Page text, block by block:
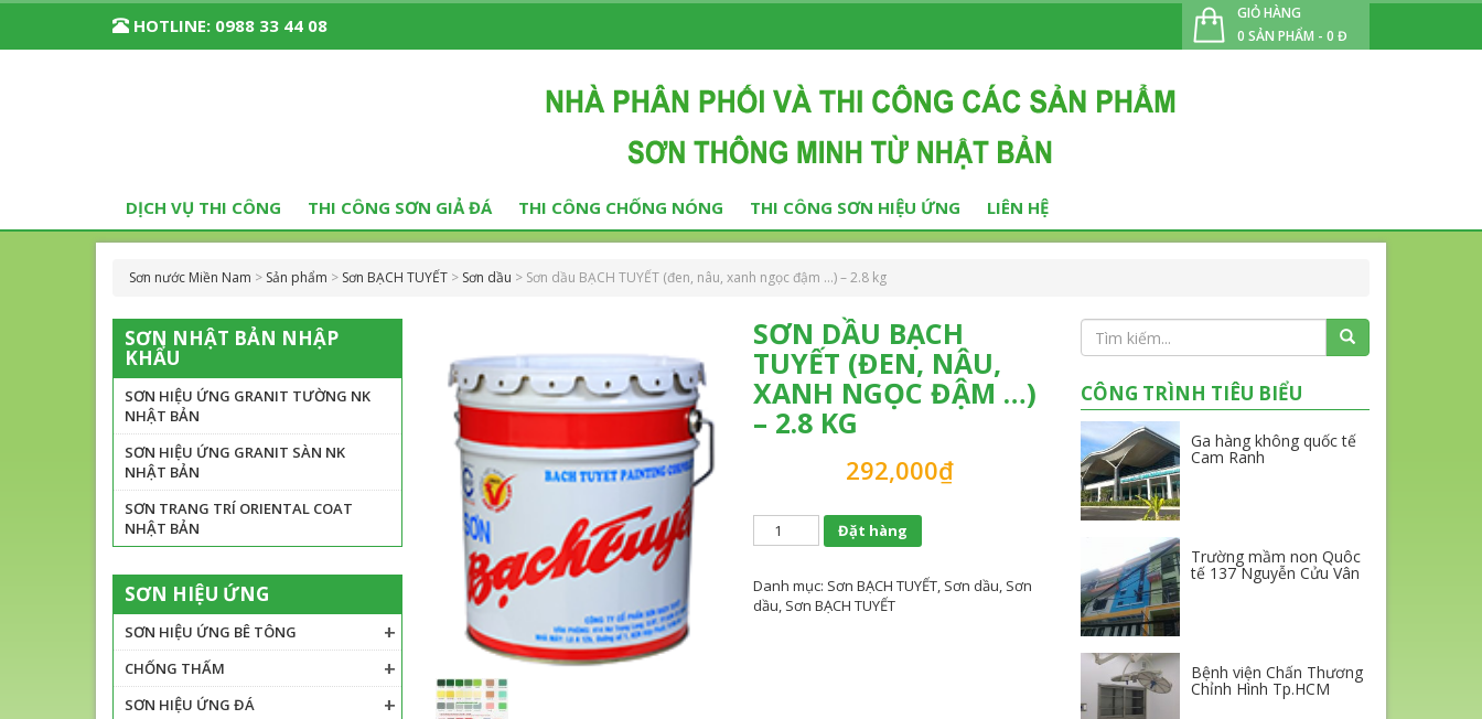
HOTLINE: 0988 33 44 08
GIỎ HÀNG
0 SẢN PHẨM - 0 Đ
DỊCH VỤ THI CÔNG THI CÔNG SƠN GIẢ ĐÁ THI CÔNG CHỐNG NÓNG THI CÔNG SƠN HIỆU ỨNG LIÊN HỆ
Sơn nước Miền Nam > Sản phẩm > Sơn BẠCH TUYẾT > Sơn dầu > Sơn dầu BẠCH TUYẾT (đen, nâu, xanh ngọc đậm …) – 2.8 kg
SƠN DẦU BẠCH
TUYẾT (ĐEN, NÂU,
XANH NGỌC ĐẬM …)
– 2.8 KG
292,000₫
Đặt hàng
Danh mục: Sơn BẠCH TUYẾT, Sơn dầu, Sơn
dầu, Sơn BẠCH TUYẾT
SƠN NHẬT BẢN NHẬP
KHẨU
SƠN HIỆU ỨNG GRANIT TƯỜNG NK
NHẬT BẢN
SƠN HIỆU ỨNG GRANIT SÀN NK
NHẬT BẢN
SƠN TRANG TRÍ ORIENTAL COAT
NHẬT BẢN
SƠN HIỆU ỨNG
SƠN HIỆU ỨNG BÊ TÔNG
CHỐNG THẤM
SƠN HIỆU ỨNG ĐÁ
CÔNG TRÌNH TIÊU BIỂU
Ga hàng không quốc tế
Cam Ranh
Trường mầm non Quôc
tế 137 Nguyễn Cửu Vân
Bệnh viện Chấn Thương
Chỉnh Hình Tp.HCM